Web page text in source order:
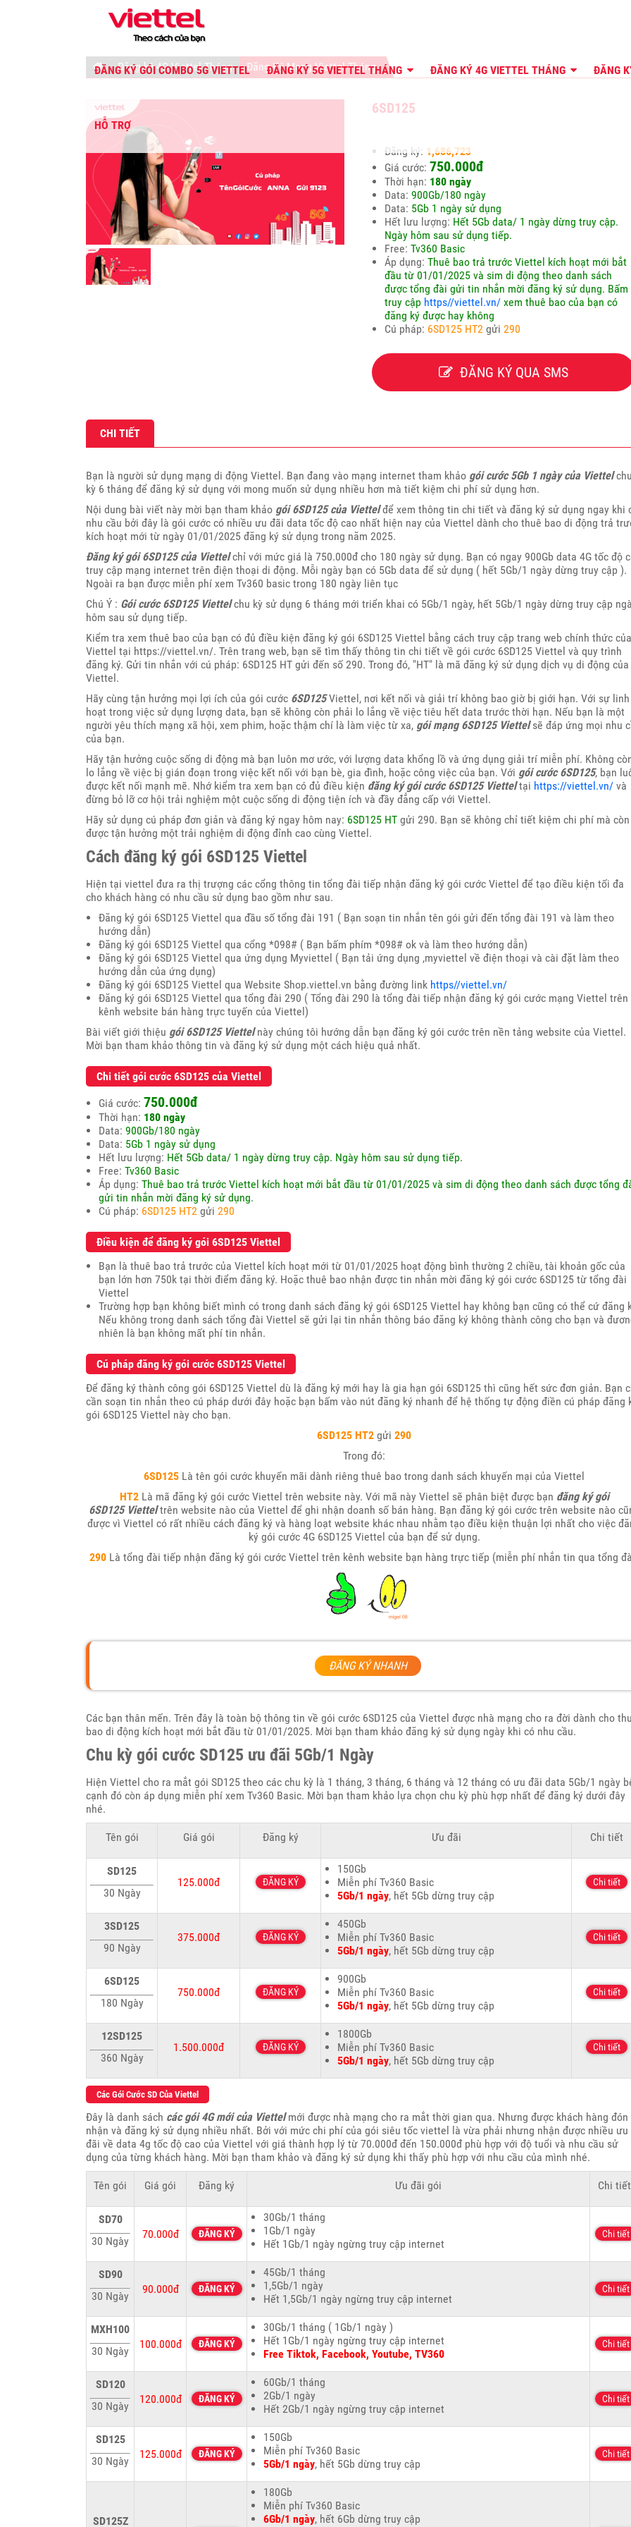
ĐĂNG KÝ GÓI COMBO 5G VIETTEL ĐĂNG KÝ 5G VIETTEL THÁNG ĐĂNG KÝ 4G VIETTEL THÁNG ĐĂNG
HỖ TRỢ
Đăng ký 4G Viettel Tháng Đăng Ký Mạng Viettel Tháng
6SD125
Đăng ký: 1,686,723
Giá cước: 750.000đ
Thời hạn: 180 ngày
Data: 900Gb/180 ngày
Data: 5Gb 1 ngày sử dụng
Hết lưu lượng: Hết 5Gb data/ 1 ngày dừng truy cập.
Ngày hôm sau sử dụng tiếp.
Free: Tv360 Basic
Áp dụng: Thuê bao trả trước Viettel kích hoạt mới bắt
đầu từ 01/01/2025 và sim di động theo danh sách
được tổng đài gửi tin nhắn mời đăng ký sử dụng. Bấm
truy cập https//viettel.vn/xem thuê bao của bạn có
đăng ký được hay không
Cú pháp: 6SD125 HT2gửi 290
ĐĂNG KÝ QUA SMS
CHI TIẾT
Bạn là người sử dụng mạng di động Viettel. Bạn đang vào mạng internet tham khảo gói cước 5Gb 1 ngày của Viettelchu
kỳ 6 tháng để đăng ký sử dụng với mong muốn sử dụng nhiều hơn mà tiết kiệm chi phí sử dụng hơn.
Nội dung bài viết này mời bạn tham khảo gói 6SD125 của Viettelđể xem thông tin chi tiết và đăng ký sử dụng ngay khi
nhu cầu bởi đây là gói cước có nhiều ưu đãi data tốc độ cao nhất hiện nay của Viettel dành cho thuê bao di động trả
kích hoạt mới từ ngày 01/01/2025 đăng ký sử dụng trong năm 2025.
Đăng ký gói 6SD125 của Viettelchỉ với mức giá là 750.000đ cho 180 ngày sử dụng. Bạn có ngay 900Gb data 4G tốc độ
truy cập mạng internet trên điện thoại di động. Mỗi ngày bạn có 5Gb data để sử dụng ( hết 5Gb/1 ngày dừng truy cập ).
Ngoài ra bạn được miễn phí xem Tv360 basic trong 180 ngày liên tục
Chú Ý : Gói cước 6SD125 Viettelchu kỳ sử dụng 6 tháng mới triển khai có 5Gb/1 ngày, hết 5Gb/1 ngày dừng truy cập
hôm sau sử dụng tiếp.
Kiểm tra xem thuê bao của bạn có đủ điều kiện đăng ký gói 6SD125 Viettel bằng cách truy cập trang web chính thức của
Viettel tại https://viettel.vn/. Trên trang web, bạn sẽ tìm thấy thông tin chi tiết về gói cước 6SD125 Viettel và quy trình
đăng ký. Gửi tin nhắn với cú pháp: 6SD125 HT gửi đến số 290. Trong đó, "HT" là mã đăng ký sử dụng dịch vụ di động của
Viettel.
Hãy cùng tận hưởng mọi lợi ích của gói cước 6SD125Viettel, nơi kết nối và giải trí không bao giờ bị giới hạn. Với sự linh
hoạt trong việc sử dụng lượng data, bạn sẽ không còn phải lo lắng về việc tiêu hết data trước thời hạn. Nếu bạn là một
người yêu thích mạng xã hội, xem phim, hoặc thậm chí là làm việc từ xa, gói mạng 6SD125 Viettelsẽ đáp ứng mọi nhu
của bạn.
Hãy tận hưởng cuộc sống di động mà bạn luôn mơ ước, với lượng data khổng lồ và ứng dụng giải trí miễn phí. Không
lo lắng về việc bị gián đoạn trong việc kết nối với bạn bè, gia đình, hoặc công việc của bạn. Với gói cước 6SD125, bạn
được kết nối mạnh mẽ. Nhớ kiểm tra xem bạn có đủ điều kiện đăng ký gói cước 6SD125 Vietteltại https://viettel.vn/ và
đừng bỏ lỡ cơ hội trải nghiệm một cuộc sống di động tiện ích và đầy đẳng cấp với Viettel.
Hãy sử dụng cú pháp đơn giản và đăng ký ngay hôm nay: 6SD125 HT gửi 290. Bạn sẽ không chỉ tiết kiệm chi phí mà còn
được tận hưởng một trải nghiệm di động đỉnh cao cùng Viettel.
Cách đăng ký gói 6SD125 Viettel
Hiện tại viettel đưa ra thị trượng các cổng thông tin tổng đài tiếp nhận đăng ký gói cước Viettel để tạo điều kiện tối đa
cho khách hàng có nhu cầu sử dụng bao gồm như sau.
Đăng ký gói 6SD125 Viettel qua đầu số tổng đài 191 ( Bạn soạn tin nhắn tên gói gửi đến tổng đài 191 và làm theo
hướng dẫn)
Đăng ký gói 6SD125 Viettel qua cổng *098# ( Bạn bấm phím *098# ok và làm theo hướng dẫn)
Đăng ký gói 6SD125 Viettel qua ứng dụng Myviettel ( Bạn tải ứng dụng ,myviettel về điện thoại và cài đặt làm theo
hướng dẫn của ứng dụng)
Đăng ký gói 6SD125 Viettel qua Website Shop.viettel.vn bằng đường link https//viettel.vn/
Đăng ký gói 6SD125 Viettel qua tổng đài 290 ( Tổng đài 290 là tổng đài tiếp nhận đăng ký gói cước mạng Viettel trên
kênh website bán hàng trực tuyến của Viettel)
Bài viết giới thiệu gói 6SD125 Viettelnày chúng tôi hướng dẫn bạn đăng ký gói cước trên nền tảng website của Viettel.
Mời bạn tham khảo thông tin và đăng ký sử dụng một cách hiệu quả nhất.
Chi tiết gói cước 6SD125 của Viettel
Giá cước: 750.000đ
Thời hạn: 180 ngày
Data: 900Gb/180 ngày
Data: 5Gb 1 ngày sử dụng
Hết lưu lượng: Hết 5Gb data/ 1 ngày dừng truy cập. Ngày hôm sau sử dụng tiếp.
Free: Tv360 Basic
Áp dụng: Thuê bao trả trước Viettel kích hoạt mới bắt đầu từ 01/01/2025 và sim di động theo danh sách được tổng
gửi tin nhắn mời đăng ký sử dụng.
Cú pháp: 6SD125 HT2 gửi 290
Điều kiện để đăng ký gói 6SD125 Viettel
Bạn là thuê bao trả trước của Viettel kích hoạt mới từ 01/01/2025 hoạt động bình thường 2 chiều, tài khoản gốc của
bạn lớn hơn 750k tại thời điểm đăng ký. Hoặc thuê bao nhận được tin nhắn mời đăng ký gói cước 6SD125 từ tổng đài
Viettel
Trường hợp bạn không biết mình có trong danh sách đăng ký gói 6SD125 Viettel hay không bạn cũng có thể cứ đăng
Nếu không trong danh sách tổng đài Viettel sẽ gửi lại tin nhắn thông báo đăng ký không thành công cho bạn và
nhiên là bạn không mất phí tin nhắn.
Cú pháp đăng ký gói cước 6SD125 Viettel
Để đăng ký thành công gói 6SD125 Viettel dù là đăng ký mới hay là gia hạn gói 6SD125 thì cũng hết sức đơn giản. Bạn
cần soạn tin nhắn theo cú pháp dưới đây hoặc bạn bấm vào nút đăng ký nhanh để hệ thống tự động điền cú pháp đăng
gói 6SD125 Viettel này cho bạn.
6SD125 HT2 gửi 290
Trong đó:
6SD125 Là tên gói cước khuyến mãi dành riêng thuê bao trong danh sách khuyến mại của Viettel
HT2 Là mã đăng ký gói cước Viettel trên website này. Với mã này Viettel sẽ phân biệt được bạn đăng ký gói
6SD125 Vietteltrên website nào của Viettel để ghi nhận doanh số bán hàng. Bạn đăng ký gói cước trên website nào
được vì Viettel có rất nhiều cách đăng ký và hàng loạt website khác nhau nhằm tạo điều kiện thuận lợi nhất cho việc
ký gói cước 4G 6SD125 Viettel của bạn để sử dụng.
290 Là tổng đài tiếp nhận đăng ký gói cước Viettel trên kênh website bạn hàng trực tiếp (miễn phí nhắn tin qua tổng
ĐĂNG KÝ NHANH
Các bạn thân mến. Trên đây là toàn bộ thông tin về gói cước 6SD125 của Viettel được nhà mạng cho ra đời dành cho
bao di động kích hoạt mới bắt đầu từ 01/01/2025. Mời bạn tham khảo đăng ký sử dụng ngày khi có nhu cầu.
Chu kỳ gói cước SD125 ưu đãi 5Gb/1 Ngày
Hiện Viettel cho ra mắt gói SD125 theo các chu kỳ là 1 tháng, 3 tháng, 6 tháng và 12 tháng có ưu đãi data 5Gb/1 ngày
cạnh đó còn áp dụng miễn phí xem Tv360 Basic. Mời bạn tham khảo lựa chọn chu kỳ phù hợp nhất để đăng ký dưới đây
nhé.
Tên gói Giá gói Đăng ký Ưu đãi Chi tiết
SD125
30 Ngày
125.000đ ĐĂNG KÝ
150Gb
Miễn phí Tv360 Basic
5Gb/1 ngày, hết 5Gb dừng truy cập
Chi tiết
3SD125
90 Ngày
375.000đ ĐĂNG KÝ
450Gb
Miễn phí Tv360 Basic
5Gb/1 ngày, hết 5Gb dừng truy cập
Chi tiết
6SD125
180 Ngày
750.000đ ĐĂNG KÝ
900Gb
Miễn phí Tv360 Basic
5Gb/1 ngày, hết 5Gb dừng truy cập
Chi tiết
12SD125
360 Ngày
1.500.000đ ĐĂNG KÝ
1800Gb
Miễn phí Tv360 Basic
5Gb/1 ngày, hết 5Gb dừng truy cập
Chi tiết
Các Gói Cước SD Của Viettel
Đây là danh sách các gói 4G mới của Viettelmới được nhà mạng cho ra mắt thời gian qua. Nhưng được khách hàng đón
nhận và đăng ký sử dụng nhiều nhất. Bởi với mức chi phí của gói siêu tốc viettel là vừa phải nhưng nhận được nhiều ưu
đãi về data 4g tốc độ cao của Viettel với giá thành hợp lý từ 70.000đ đến 150.000đ phù hợp với độ tuổi và nhu cầu sử
dụng của từng khách hàng. Mời bạn tham khảo và đăng ký sử dụng khi thấy phù hợp với nhu cầu của mình nhé.
Tên gói Giá gói Đăng ký Ưu đãi gói Chi tiết
SD70
30 Ngày
70.000đ ĐĂNG KÝ
30Gb/1 tháng
1Gb/1 ngày
Hết 1Gb/1 ngày ngừng truy cập internet
Chi tiết
SD90
30 Ngày
90.000đ ĐĂNG KÝ
45Gb/1 tháng
1,5Gb/1 ngày
Hết 1,5Gb/1 ngày ngừng truy cập internet
Chi tiết
MXH100
30 Ngày
100.000đ ĐĂNG KÝ
30Gb/1 tháng ( 1Gb/1 ngày )
Hết 1Gb/1 ngày ngừng truy cập internet
Free Tiktok, Facebook, Youtube, TV360
Chi tiết
SD120
30 Ngày
120.000đ ĐĂNG KÝ
60Gb/1 tháng
2Gb/1 ngày
Hết 2Gb/1 ngày ngừng truy cập internet
Chi tiết
SD125
30 Ngày
125.000đ ĐĂNG KÝ
150Gb
Miễn phí Tv360 Basic
5Gb/1 ngày, hết 5Gb dừng truy cập
Chi tiết
SD125Z
180Gb
Miễn phí Tv360 Basic
6Gb/1 ngày, hết 6Gb dừng truy cập